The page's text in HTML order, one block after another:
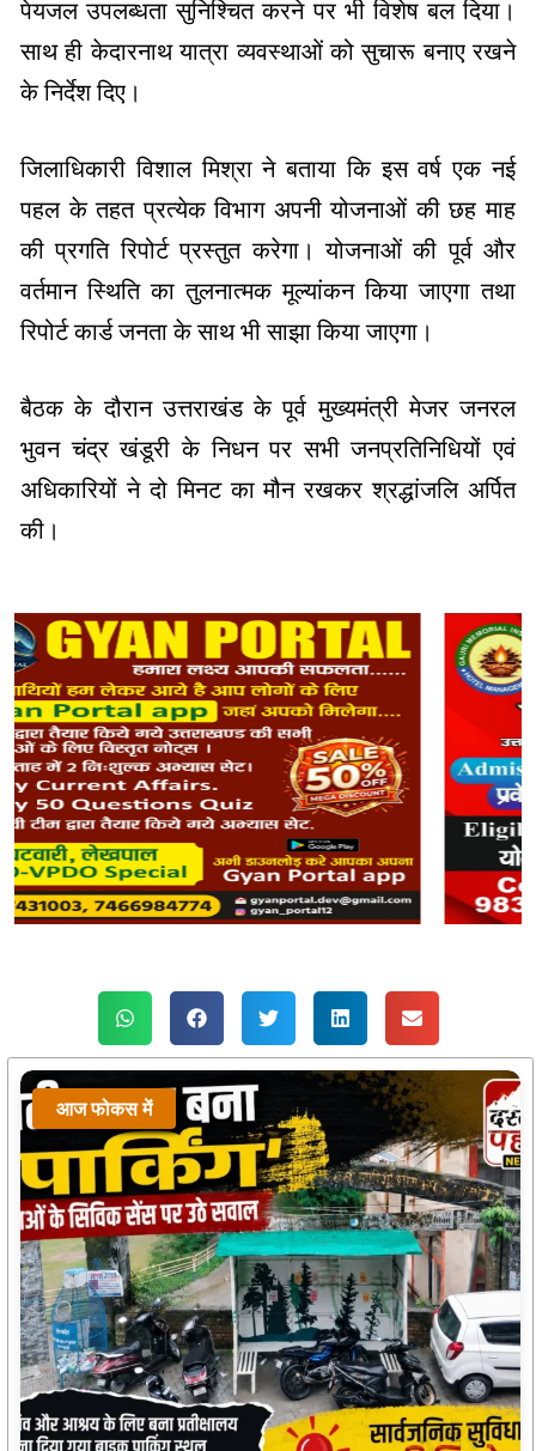
पेयजल उपलब्धता सुनिश्चित करने पर भी विशेष बल दिया।
साथ ही केदारनाथ यात्रा व्यवस्थाओं को सुचारू बनाए रखने
के निर्देश दिए।
जिलाधिकारी विशाल मिश्रा ने बताया कि इस वर्ष एक नई
पहल के तहत प्रत्येक विभाग अपनी योजनाओं की छह माह
की प्रगति रिपोर्ट प्रस्तुत करेगा। योजनाओं की पूर्व और
वर्तमान स्थिति का तुलनात्मक मूल्यांकन किया जाएगा तथा
रिपोर्ट कार्ड जनता के साथ भी साझा किया जाएगा।
बैठक के दौरान उत्तराखंड के पूर्व मुख्यमंत्री मेजर जनरल
भुवन चंद्र खंडूरी के निधन पर सभी जनप्रतिनिधियों एवं
अधिकारियों ने दो मिनट का मौन रखकर श्रद्धांजलि अर्पित
की।
आज फोकस में